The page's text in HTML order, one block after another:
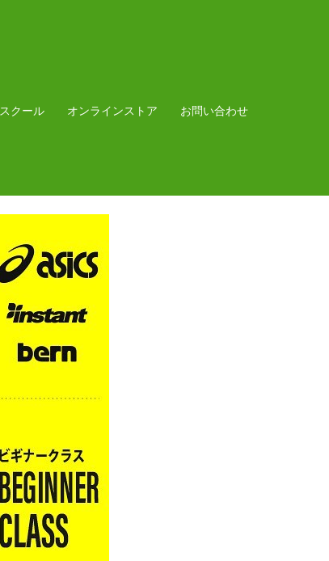
スクール オンラインストア お問い合わせ